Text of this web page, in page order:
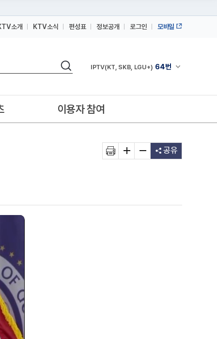
소개 KTV소식 편성표 정보공개 로그인 모바일
검색 채널안내 펼쳐
IPTV(KT, SKB, LGU+) 64번
IPTV(KT, SKB, LGU+)
이용자 참여
공유